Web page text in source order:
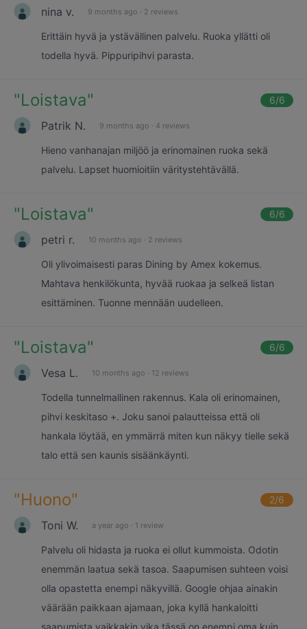
nina v. 9 months ago · 2 reviews
Erittäin hyvä ja ystävällinen palvelu. Ruoka yllätti oli
todella hyvä. Pippuripihvi parasta.
"Loistava" 6/6
Patrik N. 9 months ago · 4 reviews
Hieno vanhanajan miljöö ja erinomainen ruoka sekä
palvelu. Lapset huomioitiin väritystehtävällä.
"Loistava" 6/6
petri r. 10 months ago · 2 reviews
Oli ylivoimaisesti paras Dining by Amex kokemus.
Mahtava henkilökunta, hyvää ruokaa ja selkeä listan
esittäminen. Tuonne mennään uudelleen.
"Loistava" 6/6
Vesa L. 10 months ago · 12 reviews
Todella tunnelmallinen rakennus. Kala oli erinomainen,
pihvi keskitaso +. Joku sanoi palautteissa että oli
hankala löytää, en ymmärrä miten kun näkyy tielle sekä
talo että sen kaunis sisäänkäynti.
"Huono" 2/6
Toni W. a year ago · 1 review
Palvelu oli hidasta ja ruoka ei ollut kummoista. Odotin
enemmän laatua sekä tasoa. Saapumisen suhteen voisi
olla opastetta enempi näkyvillä. Google ohjaa ainakin
väärään paikkaan ajamaan, joka kyllä hankaloitti
saapumista vaikkakin vika tässä on enempi oma kuin